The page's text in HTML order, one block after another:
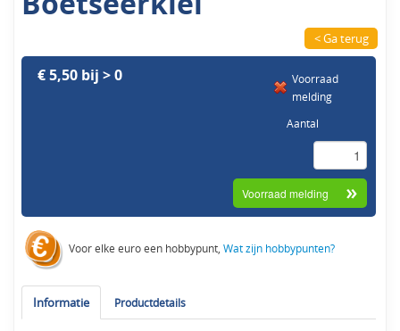
< Ga terug
€ 5,50 bij > 0
Voorraad
melding
Aantal
Voor elke euro een hobbypunt,Wat zijn hobbypunten?
Informatie Productdetails